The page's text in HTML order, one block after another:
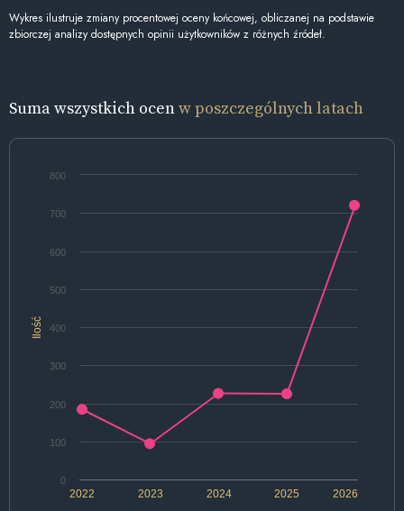
Wykres ilustruje zmiany procentowej oceny końcowej, obliczanej na podstawie
zbiorczej analizy dostępnych opinii użytkowników z różnych źródeł.
Suma wszystkich ocenw poszczególnych latach
Ilość
2022 2024 2026
2023 2025
0
100
200
300
400
500
600
700
800